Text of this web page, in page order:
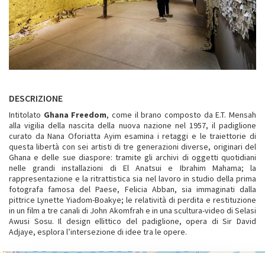
DESCRIZIONE
Intitolato Ghana Freedom, come il brano composto da E.T. Mensah
alla vigilia della nascita della nuova nazione nel 1957, il padiglione
curato da Nana Oforiatta Ayim esamina i retaggi e le traiettorie di
questa libertà con sei artisti di tre generazioni diverse, originari del
Ghana e delle sue diaspore: tramite gli archivi di oggetti quotidiani
nelle grandi installazioni di El Anatsui e Ibrahim Mahama; la
rappresentazione e la ritrattistica sia nel lavoro in studio della prima
fotografa famosa del Paese, Felicia Abban, sia immaginati dalla
pittrice Lynette Yiadom-Boakye; le relatività di perdita e restituzione
in un film a tre canali di John Akomfrah e in una scultura-video di Selasi
Awusi Sosu. Il design ellittico del padiglione, opera di Sir David
Adjaye, esplora l’intersezione di idee tra le opere.